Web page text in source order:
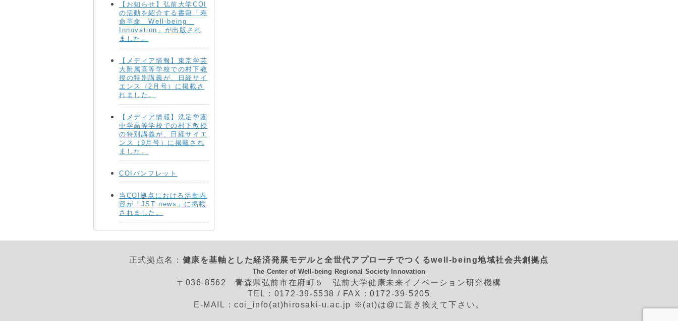
【お知らせ】弘前大学COI
の活動を紹介する書籍「寿
命革命 Well-being
Innovation」が出版され
ました。
【メディア情報】東京学芸
大附属高等学校での村下教
授の特別講義が、日経サイ
エンス（2月号）に掲載さ
れました。
【メディア情報】洗足学園
中学高等学校での村下教授
の特別講義が、日経サイエ
ンス（9月号）に掲載され
ました。
COIパンフレット
当COI拠点における活動内
容が「JST news」に掲載
されました。
正式拠点名： 健康を基軸とした経済発展モデルと全世代アプローチでつくるwell-being地域社会共創拠点
The Center of Well-being Regional Society Innovation
〒036-8562 青森県弘前市在府町５ 弘前大学健康未来イノベーション研究機構
TEL：0172-39-5538 / FAX：0172-39-5205
E-MAIL：coi_info(at)hirosaki-u.ac.jp ※(at)は@に置き換えて下さい。